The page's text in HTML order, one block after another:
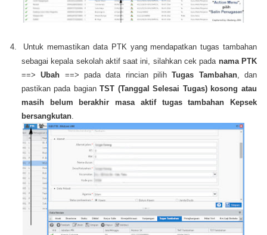
4.
Untuk memastikan data PTK yang mendapatkan tugas tambahan
sebagai kepala sekolah aktif saat ini, silahkan cek pada nama PTK
==>Ubah ==> pada data rincian pilihTugas Tambahan, dan
pastikan pada bagianTST (Tanggal Selesai Tugas) kosong atau
masih belum berakhir masa aktif tugas tambahan Kepsek
bersangkutan.